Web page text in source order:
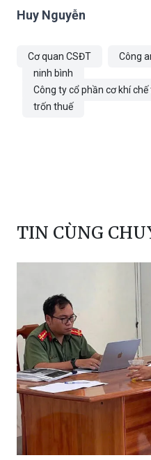
Huy Nguyễn
Cơ quan CSĐT
Công
ninh bình
Công ty cổ phần cơ khí
trốn thuế
TIN CÙNG